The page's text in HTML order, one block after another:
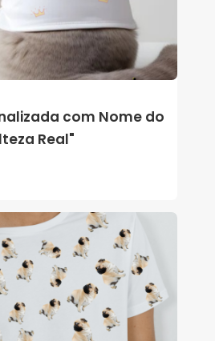
com Nome do
Real"